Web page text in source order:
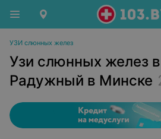
УЗИ слюнных желез
Узи слюнных желез
Радужный в Минске